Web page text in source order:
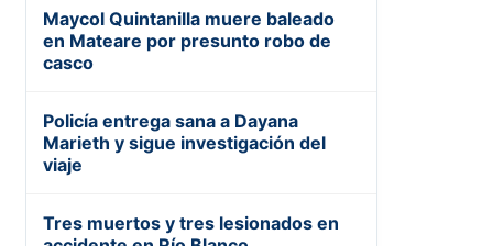
Maycol Quintanilla muere baleado
en Mateare por presunto robo de
casco
Policía entrega sana a Dayana
Marieth y sigue investigación del
viaje
Tres muertos y tres lesionados en